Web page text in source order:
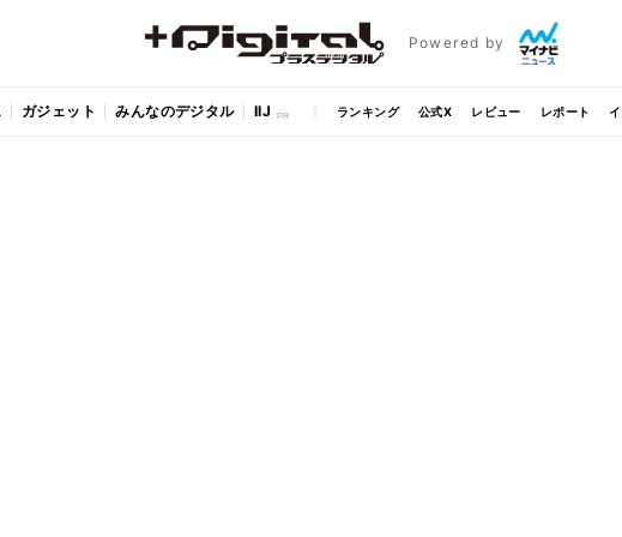
Powered by
ガジェット みんなのデジタル IIJ ランキング 公式X レビュー レポート